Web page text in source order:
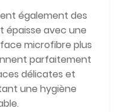
également des
épaisse avec une
microfibre plus
parfaitement
délicates et
une hygiène